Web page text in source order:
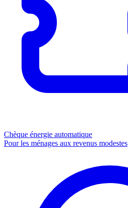
Chèque énergie automatique
Pour les ménages aux revenus modestes